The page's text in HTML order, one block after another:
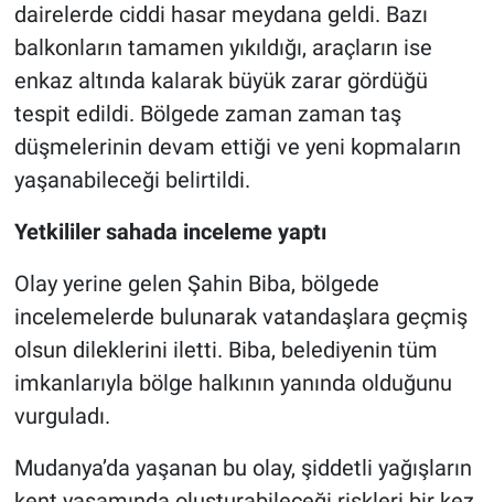
dairelerde ciddi hasar meydana geldi. Bazı
balkonların tamamen yıkıldığı, araçların ise
enkaz altında kalarak büyük zarar gördüğü
tespit edildi. Bölgede zaman zaman taş
düşmelerinin devam ettiği ve yeni kopmaların
yaşanabileceği belirtildi.
Yetkililer sahada inceleme yaptı
Olay yerine gelen Şahin Biba, bölgede
incelemelerde bulunarak vatandaşlara geçmiş
olsun dileklerini iletti. Biba, belediyenin tüm
imkanlarıyla bölge halkının yanında olduğunu
vurguladı.
Mudanya’da yaşanan bu olay, şiddetli yağışların